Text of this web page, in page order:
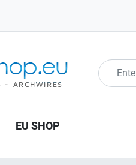
EU SHOP